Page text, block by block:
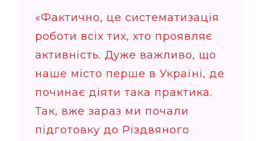
«Фактично, це систематизація
роботи всіх тих, хто проявляє
активність. Дуже важливо, що
наше місто перше в Україні, де
починає діяти така практика.
Так, вже зараз ми почали
підготовку до Різдвяного